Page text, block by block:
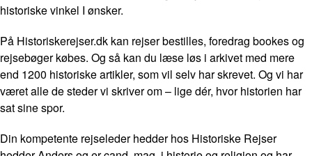
historiske vinkel I ønsker.
På Historiskerejser.dk kan rejser bestilles, foredrag bookes og
rejsebøger købes. Og så kan du læse løs i arkivet med mere
end 1200 historiske artikler, som vil selv har skrevet. Og vi har
været alle de steder vi skriver om – lige dér, hvor historien har
sat sine spor.
Din kompetente rejseleder hedder hos Historiske Rejser